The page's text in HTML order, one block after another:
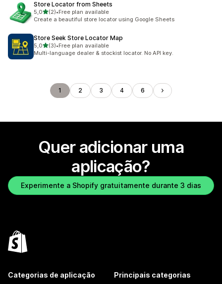
Store Locator from Sheets
5,0de 5 estrelas
(2)
2 total de avaliações
•Free plan available
Create a beautiful store locator using Google Sheets
Store Seek Store Locator Map
5,0de 5 estrelas
(3)
3 total de avaliações
•Free plan available
Multi-language dealer & stockist locator. No API key.
1 2 3 4 6
Quer adicionar uma
aplicação?
Experimente a Shopify gratuitamente durante 3 dias
Categorias de aplicação Principais categorias